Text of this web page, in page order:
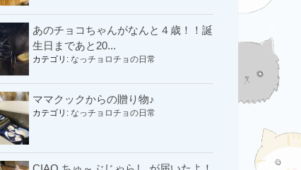
あのチョコちゃんがなんと４歳！！誕
生日まであと20...
カテゴリ: なっチョロチョの日常
ママクックからの贈り物♪
カテゴリ: なっチョロチョの日常